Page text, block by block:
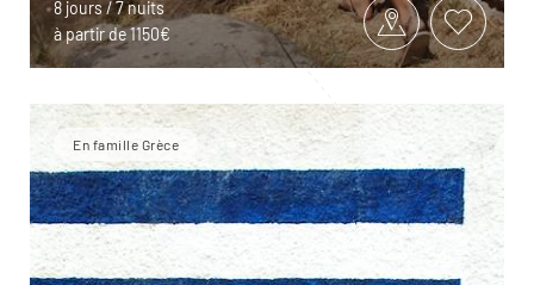
8 jours / 7 nuits
à partir de 1150€
En famille Grèce